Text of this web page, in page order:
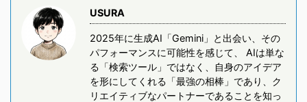
USURA
2025年に生成AI「Gemini」と出会い、その
パフォーマンスに可能性を感じて、 AIは単な
る「検索ツール」ではなく、自身のアイデア
を形にしてくれる「最強の相棒」であり、ク
リエイティブなパートナーであることを知っ